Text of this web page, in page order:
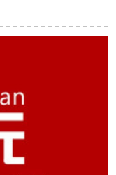
ストストストストス